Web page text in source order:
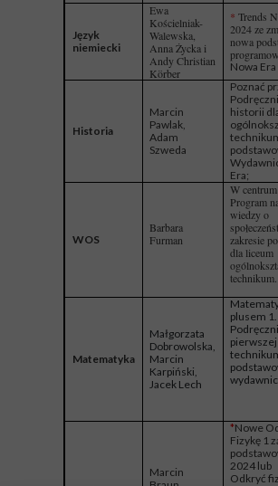
Język
niemiecki
Ewa
Kościelniak-
Walewska,
Anna Życka i
Andy Christian
Körber
*Trends
2024 ze
nowa
Nowa Era
Historia
Marcin
Pawlak,
Adam
Szweda
Poznać
historii
Era;
WOS
Barbara
Furman
W
Program
wiedzy o
zakresie
dla liceum
technikum.
Matematyka
Małgorzata
Dobrowolska,
Marcin
Karpiński,
Jacek Lech
plusem 1.
Marcin
*Nowe
Fizykę 1
2024 lub
Odkryć